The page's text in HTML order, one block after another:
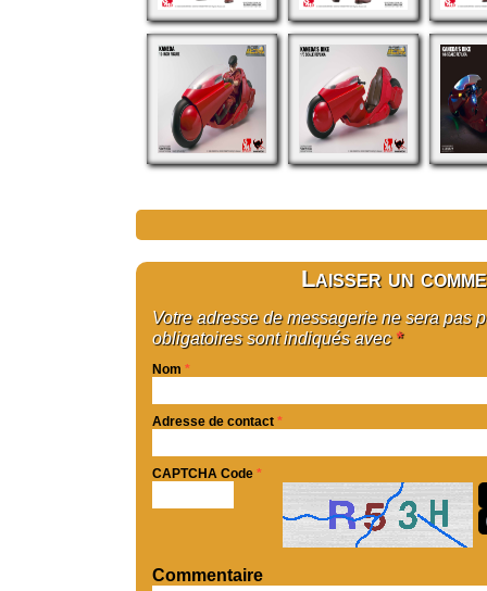
Laisser un
Votre adresse de messagerie ne sera pas
obligatoires sont indiqués avec *
Nom *
Adresse de contact *
CAPTCHA Code *
Commentaire